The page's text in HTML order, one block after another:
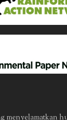
menyelamatkan